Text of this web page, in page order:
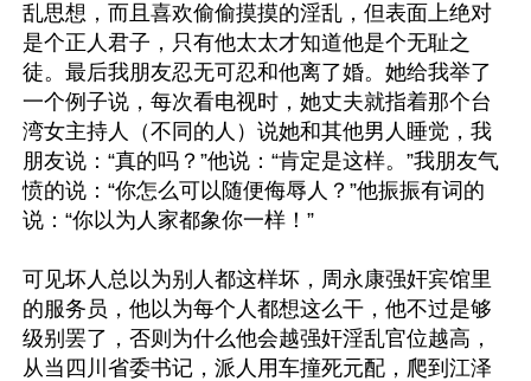
乱思想，而且喜欢偷偷摸摸的淫乱，但表面上绝对
是个正人君子，只有他太太才知道他是个无耻之
徒。最后我朋友忍无可忍和他离了婚。她给我举了
一个例子说，每次看电视时，她丈夫就指着那个台
湾女主持人（不同的人）说她和其他男人睡觉，我
朋友说：“真的吗？”他说：“肯定是这样。”我朋友气
愤的说：“你怎么可以随便侮辱人？”他振振有词的
说：“你以为人家都象你一样！”
可见坏人总以为别人都这样坏，周永康强奸宾馆里
的服务员，他以为每个人都想这么干，他不过是够
级别罢了，否则为什么他会越强奸淫乱官位越高，
从当四川省委书记，派人用车撞死元配，爬到江泽